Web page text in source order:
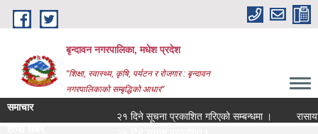
Skip to main content
बृन्दावन नगरपालिका, मधेश प्रदेश
"शिक्षा, स्वास्थ्य, कृषि, पर्यटन र रोजगार : बृन्दावन
नगरपालिकाको सम्बृद्धिको आधार"
समाचार
२१ दिने सूचना प्रकाशित गरिएको सम्बन्धमा ।